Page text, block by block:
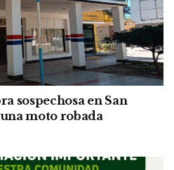
sospechosa en San
moto robada